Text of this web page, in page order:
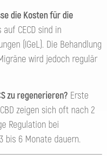
die Kosten für die
CECD sind in
(IGeL). Die Behandlung
wird jedoch regulär
zu regenerieren? Erste
zeigen sich oft nach 2
Regulation bei
bis 6 Monate dauern.